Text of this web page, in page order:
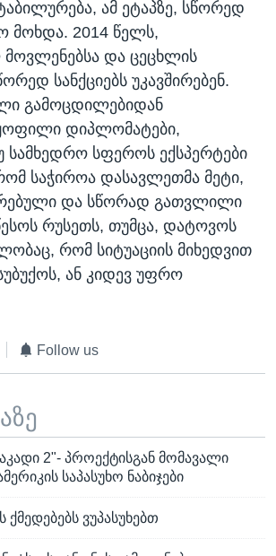
ამ ეტაპზე, სწორედ
მოხდა. 2014 წელს,
მოვლენებსა და ცეცხლის
სანქციებს უკავშირებენ.
გამოცდილებიდან
დიპლომატები,
სამხედრო სფეროს ექსპერტები
საჭიროა დასავლეთმა მეტი,
და სწორად გათვლილი
რუსეთს, თუმცა, დატოვოს
რომ სიტუაციის მიხედვით
ან კიდევ უფრო
Follow us
2"- პროექტისგან მომავალი
საპასუხო ნაბიჯები
ქმედებებს ვუპასუხებთ